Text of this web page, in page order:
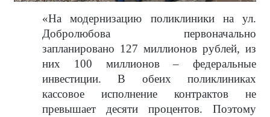
«На модернизацию поликлиники на ул.
Добролюбова первоначально
запланировано 127 миллионов рублей, из
них 100 миллионов – федеральные
инвестиции. В обеих поликлиниках
кассовое исполнение контрактов не
превышает десяти процентов. Поэтому